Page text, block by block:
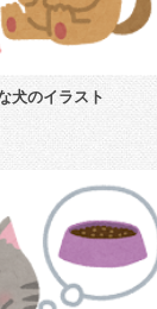
犬のイラスト